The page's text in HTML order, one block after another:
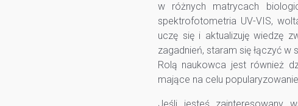
w różnych matrycach
spektrofotometria UV-VIS,
uczę się i aktualizuję wiedzę
zagadnień, staram się łączyć w
Rolą naukowca jest również
mające na celu